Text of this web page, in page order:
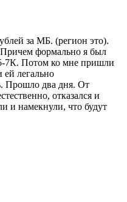
за МБ. (регион это).
Причем формально я был
5-7К. Потом ко мне пришли
легально
Прошло два дня. От
отказался и
и намекнули, что будут